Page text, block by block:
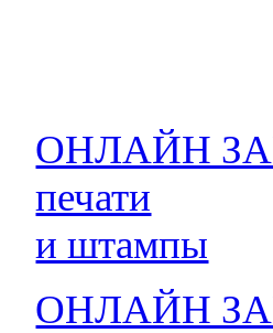
ОНЛАЙН
печати
и штампы
ОНЛАЙН